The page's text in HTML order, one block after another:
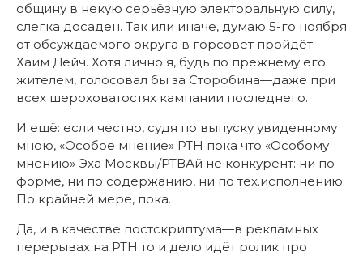
общину в некую серьёзную электоральную силу,
слегка досаден. Так или иначе, думаю 5-го ноября
от обсуждаемого округа в горсовет пройдёт
Хаим Дейч. Хотя лично я, будь по прежнему его
жителем, голосовал бы за Сторобина—даже при
всех шероховатостях кампании последнего.
И ещё: если честно, судя по выпуску увиденному
мною, «Особое мнение» РТН пока что «Особому
мнению» Эха Москвы/РТВАй не конкурент: ни по
форме, ни по содержанию, ни по тех.исполнению.
По крайней мере, пока.
Да, и в качестве постскриптума—в рекламных
перерывах на РТН то и дело идёт ролик про